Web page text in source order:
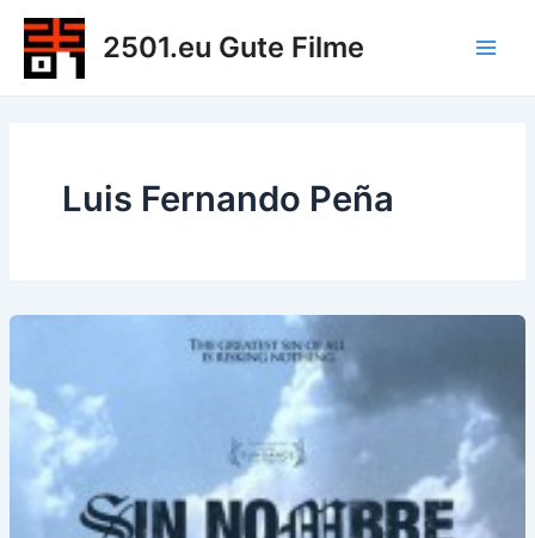
Zum
Inhalt
springen
2501.eu Gute Filme
Luis Fernando Peña